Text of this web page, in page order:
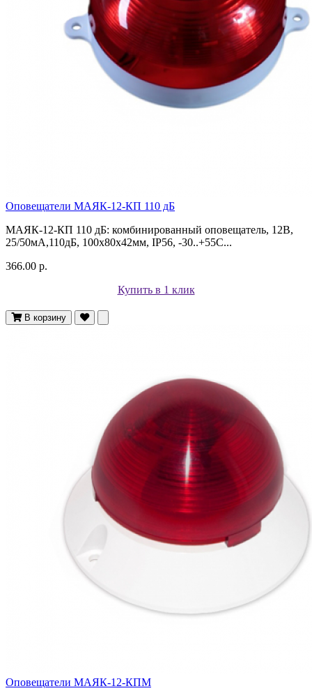
Оповещатели МАЯК-12-КП 110 дБ
МАЯК-12-КП 110 дБ: комбинированный оповещатель, 12В,
25/50мА,110дБ, 100х80х42мм, IP56, -30..+55С...
366.00 р.
Купить в 1 клик
В корзину
Оповещатели МАЯК-12-КПМ